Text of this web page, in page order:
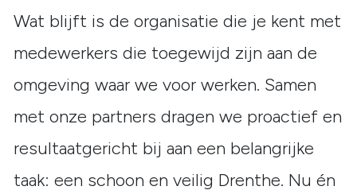
Wat blijft is de organisatie die je kent met
medewerkers die toegewijd zijn aan de
omgeving waar we voor werken. Samen
met onze partners dragen we proactief en
resultaatgericht bij aan een belangrijke
taak: een schoon en veilig Drenthe. Nu én